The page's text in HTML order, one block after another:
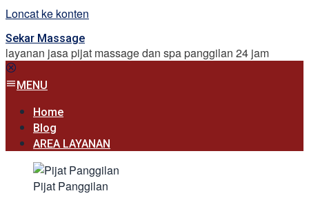
Loncat ke konten
Sekar Massage
layanan jasa pijat massage dan spa panggilan 24 jam
MENU
Home
Blog
AREA LAYANAN
Pijat Panggilan